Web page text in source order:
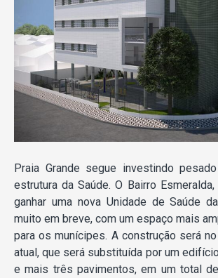
Praia Grande segue investindo
estrutura da Saúde. O Bairro
ganhar uma nova Unidade de Saúde
muito em breve, com um espaço mais
para os munícipes. A construção será
atual, que será substituída por um
e mais três pavimentos, em um total